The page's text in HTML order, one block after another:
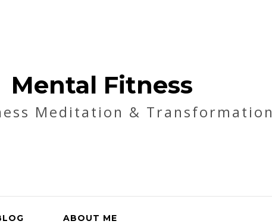
Mental Fitness
Meditation & Transformation
ABOUT ME